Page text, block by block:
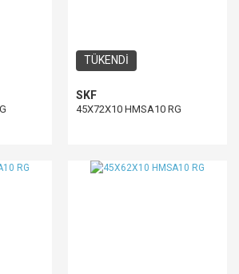
TÜKENDİ
SKF
45X72X10 HMSA10 RG